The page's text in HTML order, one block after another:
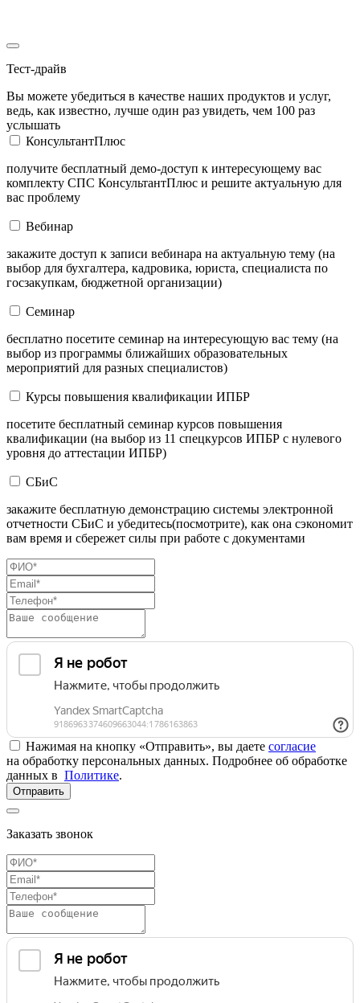
Тест-драйв
Вы можете убедиться в качестве наших продуктов и услуг,
ведь, как известно, лучше один раз увидеть, чем 100 раз
услышать
КонсультантПлюс
получите бесплатный демо-доступ к интересующему вас
комплекту СПС КонсультантПлюс и решите актуальную для
вас проблему
Вебинар
закажите доступ к записи вебинара на актуальную тему (на
выбор для бухгалтера, кадровика, юриста, специалиста по
госзакупкам, бюджетной организации)
Семинар
бесплатно посетите семинар на интересующую вас тему (на
выбор из программы ближайших образовательных
мероприятий для разных специалистов)
Курсы повышения квалификации ИПБР
посетите бесплатный семинар курсов повышения
квалификации (на выбор из 11 спецкурсов ИПБР с нулевого
уровня до аттестации ИПБР)
СБиС
закажите бесплатную демонстрацию системы электронной
отчетности СБиС и убедитесь(посмотрите), как она сэкономит
вам время и сбережет силы при работе с документами
Нажимая на кнопку «Отправить», вы даете согласие
на обработку персональных данных. Подробнее об обработке
данных в Политике.
Отправить
Заказать звонок